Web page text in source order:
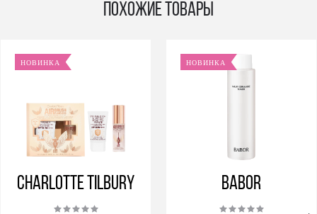
Похожие товары
НОВИНКА
Charlotte Tilbury
НОВИНКА
BABOR